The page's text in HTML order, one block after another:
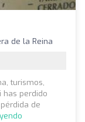
de la Reina
turismos,
has perdido
de